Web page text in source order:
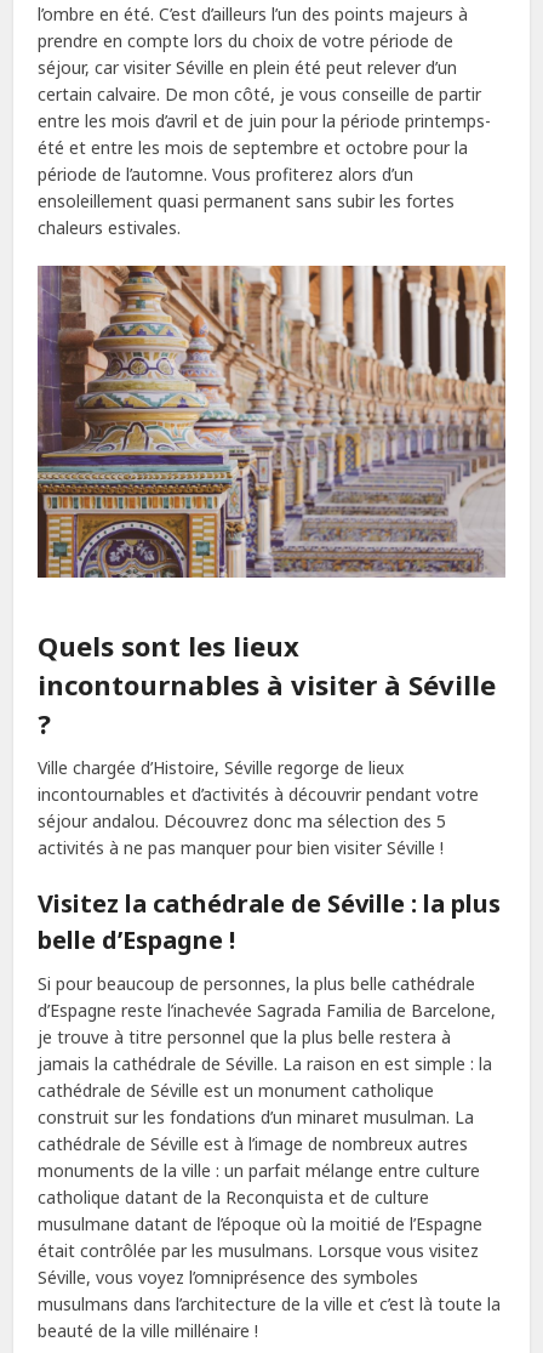
l’ombre en été. C’est d’ailleurs l’un des points majeurs à
prendre en compte lors du choix de votre période de
séjour, car visiter Séville en plein été peut relever d’un
certain calvaire. De mon côté, je vous conseille de partir
entre les mois d’avril et de juin pour la période printemps-
été et entre les mois de septembre et octobre pour la
période de l’automne. Vous profiterez alors d’un
ensoleillement quasi permanent sans subir les fortes
chaleurs estivales.
Quels sont les lieux
incontournables à visiter à Séville
?
Ville chargée d’Histoire, Séville regorge de lieux
incontournables et d’activités à découvrir pendant votre
séjour andalou. Découvrez donc ma sélection des 5
activités à ne pas manquer pour bien visiter Séville !
Visitez la cathédrale de Séville : la plus
belle d’Espagne !
Si pour beaucoup de personnes, la plus belle cathédrale
d’Espagne reste l’inachevée Sagrada Familia de Barcelone,
je trouve à titre personnel que la plus belle restera à
jamais la cathédrale de Séville. La raison en est simple : la
cathédrale de Séville est un monument catholique
construit sur les fondations d’un minaret musulman. La
cathédrale de Séville est à l’image de nombreux autres
monuments de la ville : un parfait mélange entre culture
catholique datant de la Reconquista et de culture
musulmane datant de l’époque où la moitié de l’Espagne
était contrôlée par les musulmans. Lorsque vous visitez
Séville, vous voyez l’omniprésence des symboles
musulmans dans l’architecture de la ville et c’est là toute la
beauté de la ville millénaire !